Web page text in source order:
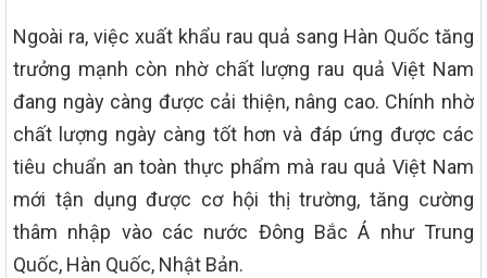
Ngoài ra, việc xuất khẩu rau quả sang Hàn Quốc tăng
trưởng mạnh còn nhờ chất lượng rau quả Việt Nam
đang ngày càng được cải thiện, nâng cao. Chính nhờ
chất lượng ngày càng tốt hơn và đáp ứng được các
tiêu chuẩn an toàn thực phẩm mà rau quả Việt Nam
mới tận dụng được cơ hội thị trường, tăng cường
thâm nhập vào các nước Đông Bắc Á như Trung
Quốc, Hàn Quốc, Nhật Bản.